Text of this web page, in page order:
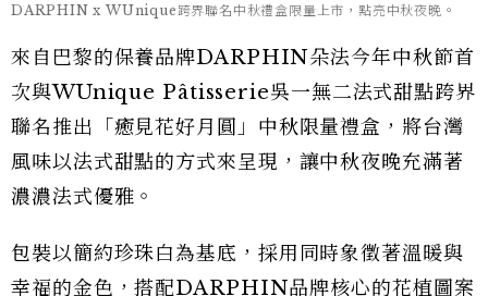
DARPHIN x WUnique跨界聯名中秋禮盒限量上市，點亮中秋夜晚。
來自巴黎的保養品牌DARPHIN朵法今年中秋節首
次與WUnique Pâtisserie吳一無二法式甜點跨界
聯名推出「癒見花好月圓」中秋限量禮盒，將台灣
風味以法式甜點的方式來呈現，讓中秋夜晚充滿著
濃濃法式優雅。
包裝以簡約珍珠白為基底，採用同時象徵著溫暖與
幸福的金色，搭配DARPHIN品牌核心的花植圖案